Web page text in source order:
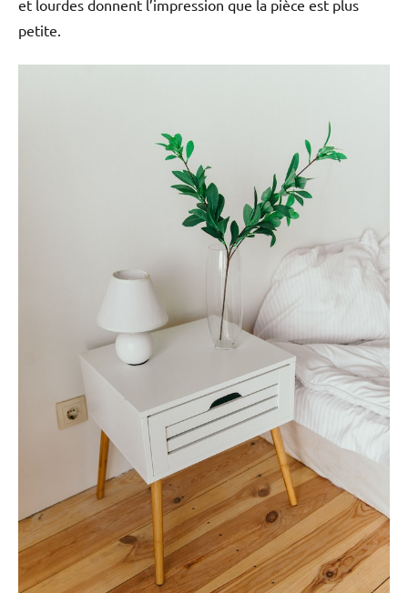
et lourdes donnent l’impression que la pièce est plus
petite.